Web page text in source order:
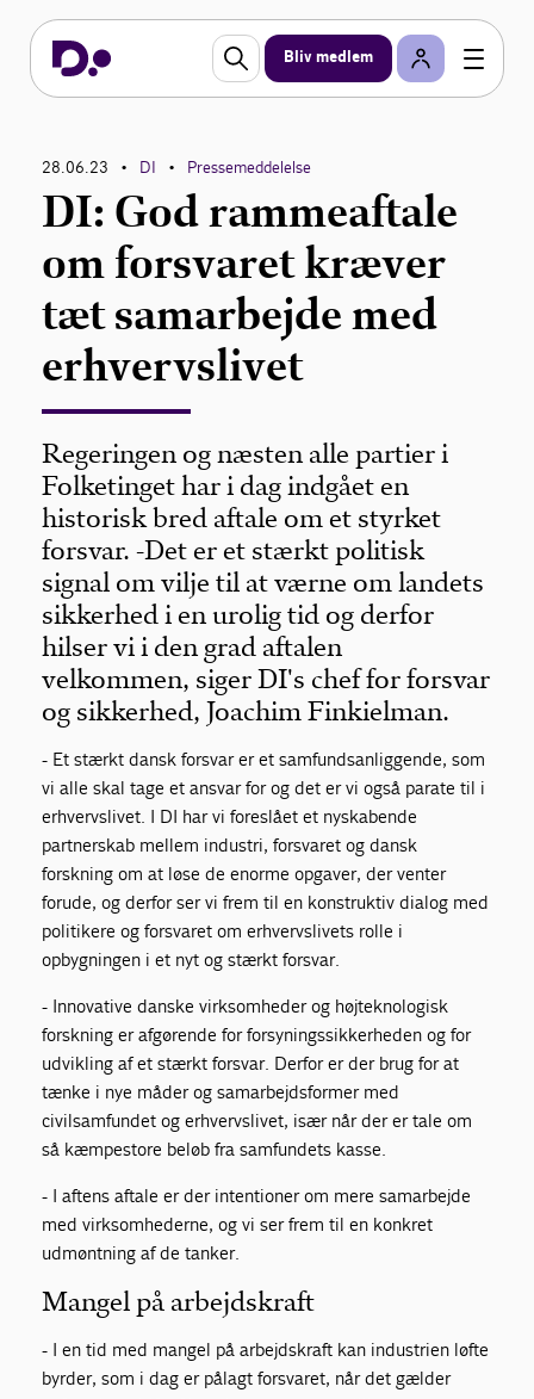
Bliv medlem
28.06.23 • DI • Pressemeddelelse
DI: God rammeaftale
om forsvaret kræver
tæt samarbejde med
erhvervslivet
Regeringen og næsten alle partier i
Folketinget har i dag indgået en
historisk bred aftale om et styrket
forsvar. - Det er et stærkt politisk
signal om vilje til at værne om landets
sikkerhed i en urolig tid og derfor
hilser vi i den grad aftalen
velkommen, siger DI's chef for forsvar
og sikkerhed, Joachim Finkielman.
- Et stærkt dansk forsvar er et samfundsanliggende, som
vi alle skal tage et ansvar for og det er vi også parate til i
erhvervslivet. I DI har vi foreslået et nyskabende
partnerskab mellem industri, forsvaret og dansk
forskning om at løse de enorme opgaver, der venter
forude, og derfor ser vi frem til en konstruktiv dialog med
politikere og forsvaret om erhvervslivets rolle i
opbygningen i et nyt og stærkt forsvar.
- Innovative danske virksomheder og højteknologisk
forskning er afgørende for forsyningssikkerheden og for
udvikling af et stærkt forsvar. Derfor er der brug for at
tænke i nye måder og samarbejdsformer med
civilsamfundet og erhvervslivet, især når der er tale om
så kæmpestore beløb fra samfundets kasse.
- I aftens aftale er der intentioner om mere samarbejde
med virksomhederne, og vi ser frem til en konkret
udmøntning af de tanker.
Mangel på arbejdskraft
- I en tid med mangel på arbejdskraft kan industrien løfte
byrder, som i dag er pålagt forsvaret, når det gælder